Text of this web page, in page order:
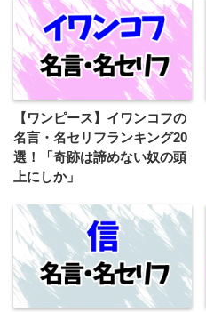
【ワンピース】イワンコフの
名言・名セリフランキング20
選！「奇跡は諦めない奴の頭
上にしか」